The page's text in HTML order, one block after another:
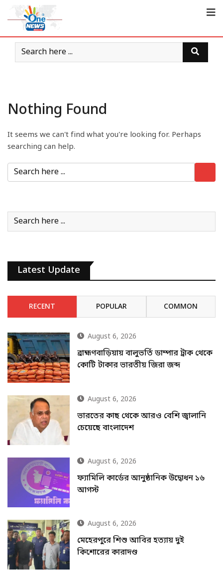
Nothing Found
It seems we can't find what you're looking for. Perhaps
searching can help.
Latest Update
RECENT POPULAR COMMON
August 6, 2026
ব্রাহ্মণবাড়িয়ায় বালুভর্তি ডাম্পার ট্রাক থেকে
কোটি টাকার ভারতীয় জিরা জব্দ
August 6, 2026
ভারতের কাছ থেকে আরও বেশি জ্বালানি
চেয়েছে বাংলাদেশ
August 6, 2026
ফ্যামিলি কার্ডের আনুষ্ঠানিক উদ্বোধন ১৬
আগস্ট
August 6, 2026
মেহেরপুরে শিশু আবির হত্যায় দুই
কিশোরের কারাদণ্ড